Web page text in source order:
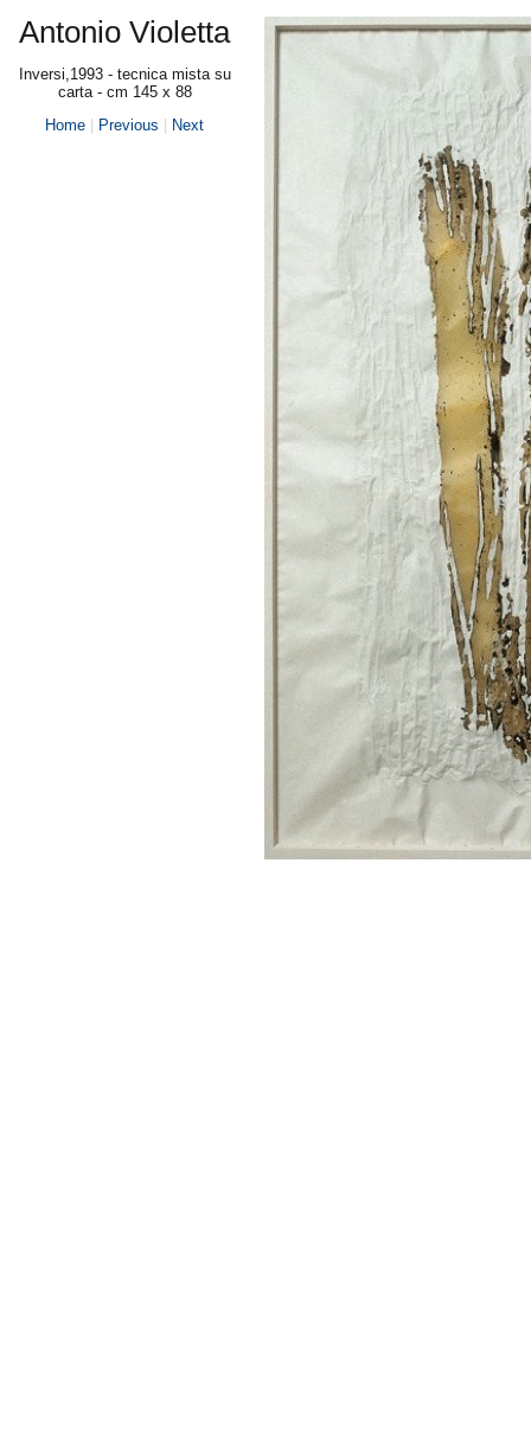
Antonio Violetta
Inversi,1993 - tecnica mista su
carta - cm 145 x 88
Home
Previous Next